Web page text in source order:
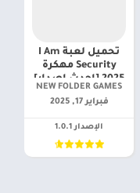
تحميل لعبة I Am
Security مهكرة
2025 [احدث اصدار]
NEW FOLDER GAMES‏
فبراير 17, 2025
الإصدار 1.0.1